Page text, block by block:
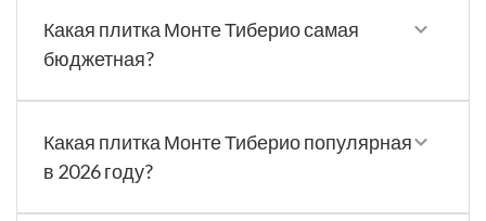
Какая плитка Монте Тиберио самая
бюджетная?
Какая плитка Монте Тиберио популярная
в 2026 году?